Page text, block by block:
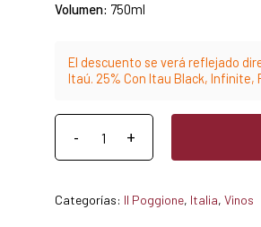
Volumen: 750ml
El descuento se verá reflejado
Itaú. 25% Con Itau Black, Infinite,
Categorías: Il Poggione, Italia, Vinos